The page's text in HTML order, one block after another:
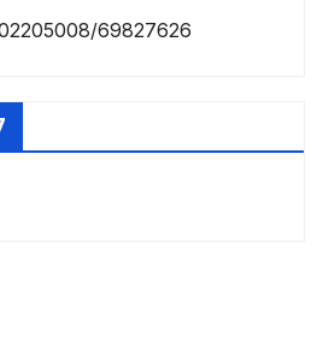
69827626